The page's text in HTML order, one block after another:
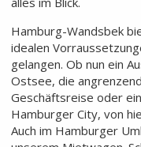
Hamburg-Wandsbek
idealen
gelangen. Ob nun ein
Ostsee, die
Geschäftsreise oder
Hamburger City, von
Auch im Hamburger